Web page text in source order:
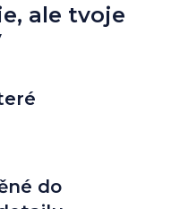
ale tvoje
do